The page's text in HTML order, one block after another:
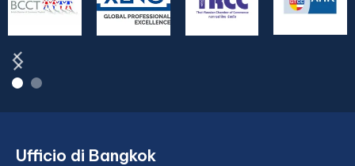
Ufficio di Bangkok